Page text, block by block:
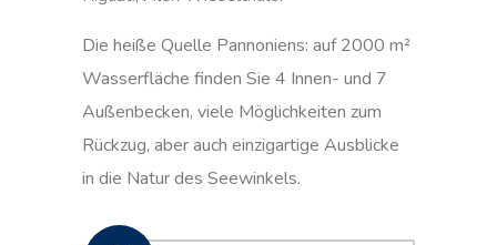
Die heiße Quelle Pannoniens: auf 2000 m²
Wasserfläche finden Sie 4 Innen- und 7
Außenbecken, viele Möglichkeiten zum
Rückzug, aber auch einzigartige Ausblicke
in die Natur des Seewinkels.